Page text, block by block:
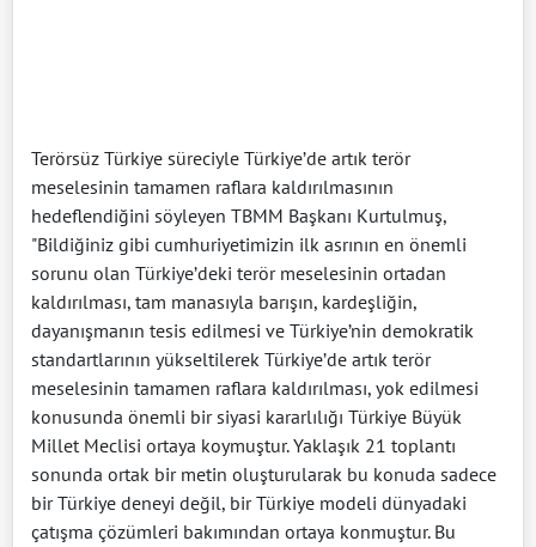
Terörsüz Türkiye süreciyle Türkiye’de artık terör
meselesinin tamamen raflara kaldırılmasının
hedeflendiğini söyleyen TBMM Başkanı Kurtulmuş,
"Bildiğiniz gibi cumhuriyetimizin ilk asrının en önemli
sorunu olan Türkiye’deki terör meselesinin ortadan
kaldırılması, tam manasıyla barışın, kardeşliğin,
dayanışmanın tesis edilmesi ve Türkiye’nin demokratik
standartlarının yükseltilerek Türkiye’de artık terör
meselesinin tamamen raflara kaldırılması, yok edilmesi
konusunda önemli bir siyasi kararlılığı Türkiye Büyük
Millet Meclisi ortaya koymuştur. Yaklaşık 21 toplantı
sonunda ortak bir metin oluşturularak bu konuda sadece
bir Türkiye deneyi değil, bir Türkiye modeli dünyadaki
çatışma çözümleri bakımından ortaya konmuştur. Bu